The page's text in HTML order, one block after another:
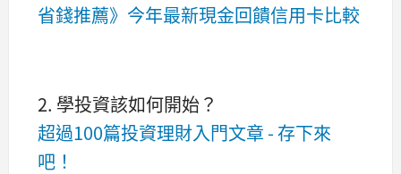
省錢推薦》今年最新現金回饋信用卡比較
2. 學投資該如何開始？
超過100篇投資理財入門文章 - 存下來
吧！